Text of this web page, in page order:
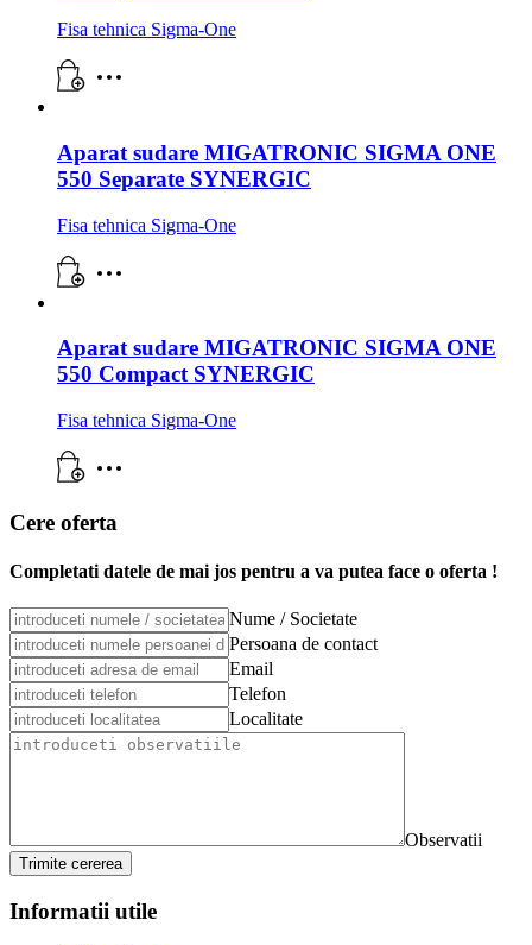
Fisa tehnica Sigma-One
Aparat sudare MIGATRONIC SIGMA ONE
550 Separate SYNERGIC
Fisa tehnica Sigma-One
Aparat sudare MIGATRONIC SIGMA ONE
550 Compact SYNERGIC
Fisa tehnica Sigma-One
Cere oferta
Completati datele de mai jos pentru a va putea face o oferta !
Nume / Societate
Persoana de contact
Email
Telefon
Localitate
Observatii
Trimite cererea
Informatii utile